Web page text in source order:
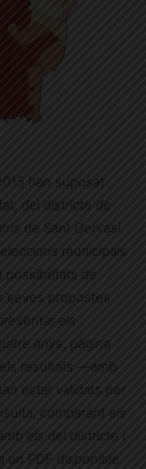
han suposat
del districte de
de Sant Gervasi.
municipals
possibilitats de
seves propostes
els
anys, pàgina
resultats —amb
estat validats per
comparant els
els del districte i
un PDF disponible